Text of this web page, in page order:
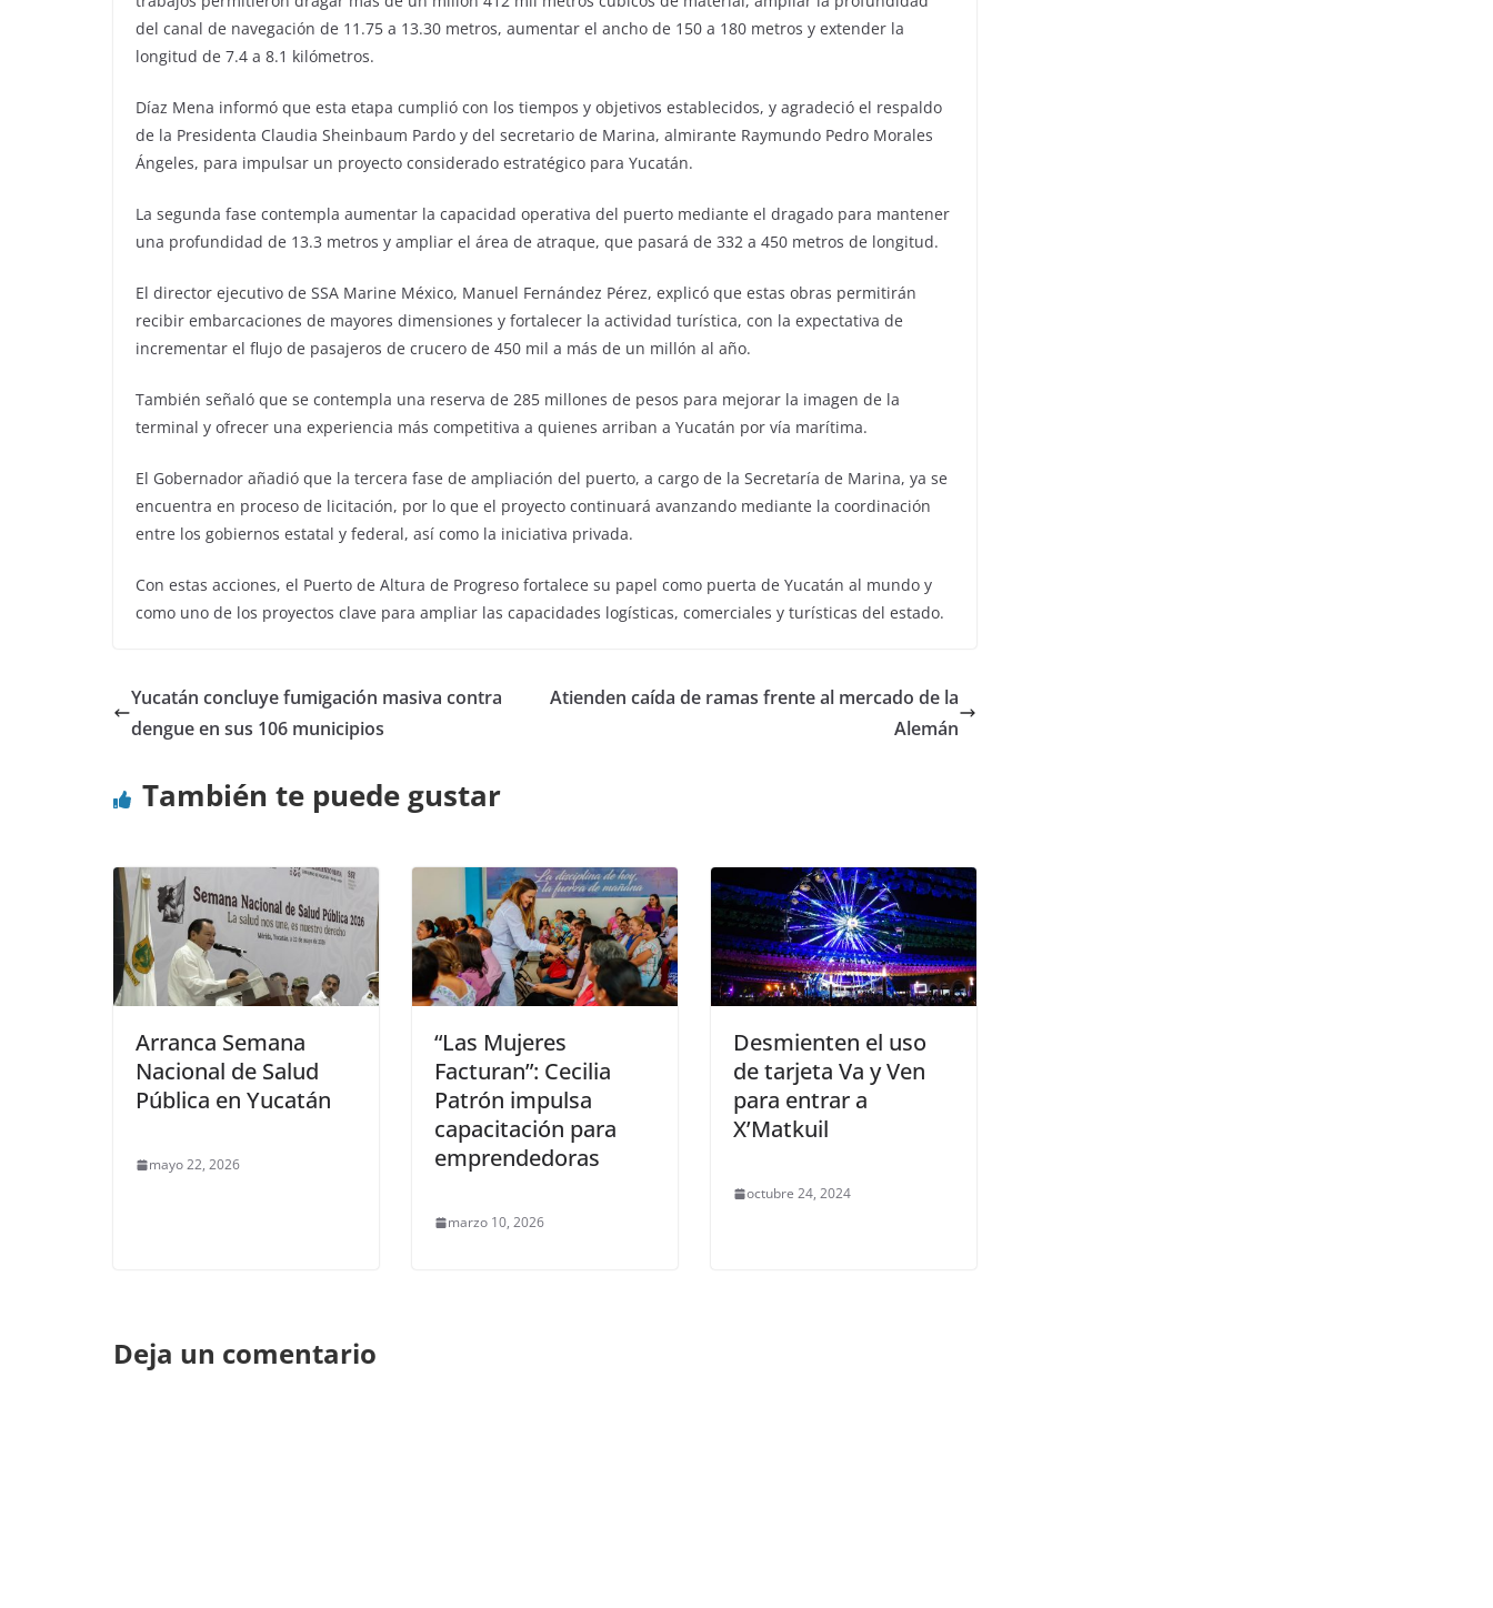
del canal de navegación de 11.75 a 13.30 metros, aumentar el ancho de 150 a 180 metros y extender la
longitud de 7.4 a 8.1 kilómetros.
Díaz Mena informó que esta etapa cumplió con los tiempos y objetivos establecidos, y agradeció el respaldo
de la Presidenta Claudia Sheinbaum Pardo y del secretario de Marina, almirante Raymundo Pedro Morales
Ángeles, para impulsar un proyecto considerado estratégico para Yucatán.
La segunda fase contempla aumentar la capacidad operativa del puerto mediante el dragado para mantener
una profundidad de 13.3 metros y ampliar el área de atraque, que pasará de 332 a 450 metros de longitud.
El director ejecutivo de SSA Marine México, Manuel Fernández Pérez, explicó que estas obras permitirán
recibir embarcaciones de mayores dimensiones y fortalecer la actividad turística, con la expectativa de
incrementar el flujo de pasajeros de crucero de 450 mil a más de un millón al año.
También señaló que se contempla una reserva de 285 millones de pesos para mejorar la imagen de la
terminal y ofrecer una experiencia más competitiva a quienes arriban a Yucatán por vía marítima.
El Gobernador añadió que la tercera fase de ampliación del puerto, a cargo de la Secretaría de Marina, ya se
encuentra en proceso de licitación, por lo que el proyecto continuará avanzando mediante la coordinación
entre los gobiernos estatal y federal, así como la iniciativa privada.
Con estas acciones, el Puerto de Altura de Progreso fortalece su papel como puerta de Yucatán al mundo y
como uno de los proyectos clave para ampliar las capacidades logísticas, comerciales y turísticas del estado.
Yucatán concluye fumigación masiva contra
dengue en sus 106 municipios
Atienden caída de ramas frente al mercado de la
Alemán
También te puede gustar
Arranca Semana
Nacional de Salud
Pública en Yucatán
mayo 22, 2026
“Las Mujeres
Facturan”: Cecilia
Patrón impulsa
capacitación para
emprendedoras
marzo 10, 2026
Desmienten el uso
de tarjeta Va y Ven
para entrar a
X’Matkuil
octubre 24, 2024
Deja un comentario